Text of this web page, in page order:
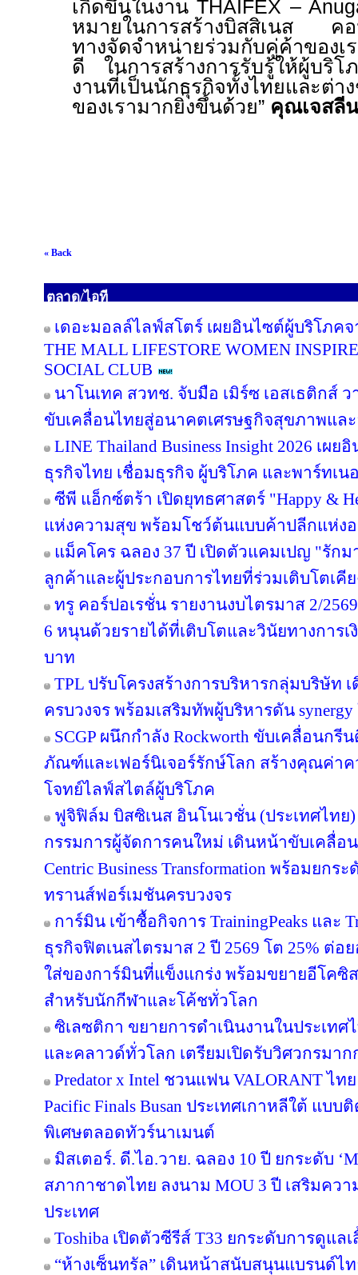
เกิดขึ้นในงานTHAIFEX –
หมายในการสร้างบิสสิเนส คอ
ทางจัดจำหน่ายร่วมกับคู่ค้าของเ
ดี ในการสร้างการรับรู้ให้ผู้บริโ
งานที่เป็นนักธุรกิจทั้งไทยและต่
ของเรามากยิ่งขึ้นด้วย” คุณเจสลี
« Back
ตลาด/ไอที
เดอะมอลล์ไลฟ์สโตร์ เผยอินไซต์ผู้บริโภค
THE MALL LIFESTORE WOMEN
SOCIAL CLUB
นาโนเทค สวทช. จับมือ เมิร์ซ เอสเธติกส์ ว
ขับเคลื่อนไทยสู่อนาคตเศรษฐกิจสุขภาพแล
LINE Thailand Business Insight 2026 เผ
ธุรกิจไทย เชื่อมธุรกิจ ผู้บริโภค และพาร์ทเน
ซีพี แอ็กซ์ตร้า เปิดยุทธศาสตร์ "Happy &
แห่งความสุข พร้อมโชว์ต้นแบบค้าปลีกแห่ง
แม็คโคร ฉลอง 37 ปี เปิดตัวแคมเปญ "รั
ลูกค้าและผู้ประกอบการไทยที่ร่วมเติบโตเคี
ทรู คอร์ปอเรชั่น รายงานงบไตรมาส 2/
6 หนุนด้วยรายได้ที่เติบโตและวินัยทางการ
บาท
TPL ปรับโครงสร้างการบริหารกลุ่มบริษัท
ครบวงจร พร้อมเสริมทัพผู้บริหารดัน synergy
SCGP ผนึกกำลัง Rockworth ขับเคลื่อนก
ภัณฑ์และเฟอร์นิเจอร์รักษ์โลก สร้างคุณค่า
โจทย์ไลฟ์สไตล์ผู้บริโภค
ฟูจิฟิล์ม บิสซิเนส อินโนเวชั่น (ประเทศไทย)
กรรมการผู้จัดการคนใหม่ เดินหน้าขับเคลื่อ
Centric Business Transformation พร้อมย
ทรานส์ฟอร์เมชันครบวงจร
การ์มิน เข้าซื้อกิจการ TrainingPeaks และ
ธุรกิจฟิตเนสไตรมาส 2 ปี 2569 โต 25% ต่
ใส่ของการ์มินที่แข็งแกร่ง พร้อมขยายอีโคซิ
สำหรับนักกีฬาและโค้ชทั่วโลก
ซิเลซติกา ขยายการดำเนินงานในประเทศ
และคลาวด์ทั่วโลก เตรียมเปิดรับวิศวกรมาก
Predator x Intel ชวนแฟน VALORANT ไ
Pacific Finals Busan ประเทศเกาหลีใต้ แ
พิเศษตลอดทัวร์นาเมนต์
มิสเตอร์. ดี.ไอ.วาย. ฉลอง 10 ปี ยกระดับ
สภากาชาดไทย ลงนาม MOU 3 ปี เสริมคว
ประเทศ
Toshiba เปิดตัวซีรีส์ T33 ยกระดับการดูแ
“ห้างเซ็นทรัล” เดินหน้าสนับสนุนแบรนด์ไ